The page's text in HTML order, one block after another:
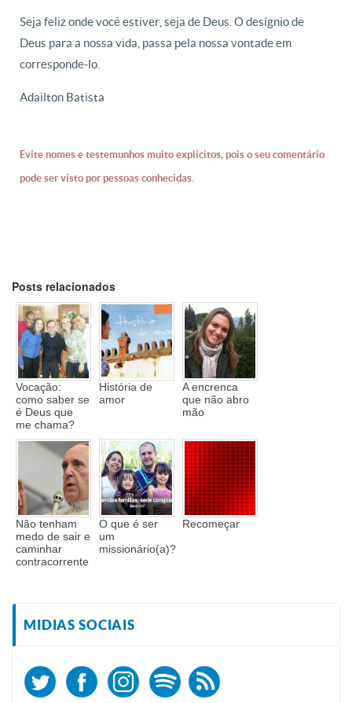
Seja feliz onde você estiver, seja de Deus. O desígnio de
Deus para a nossa vida, passa pela nossa vontade em
corresponde-lo.
Adailton Batista
Evite nomes e testemunhos muito explícitos, pois o seu comentário
pode ser visto por pessoas conhecidas.
Posts relacionados
Vocação:
como saber se
é Deus que
me chama?
História de
amor
A encrenca
que não abro
mão
Não tenham
medo de sair e
caminhar
contracorrente
O que é ser
um
missionário(a)?
Recomeçar
MIDIAS SOCIAIS